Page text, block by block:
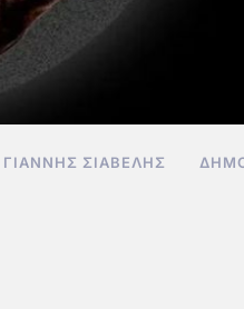
ΓΙΆΝΝΗΣ ΣΙΑΒΕΛΉΣ